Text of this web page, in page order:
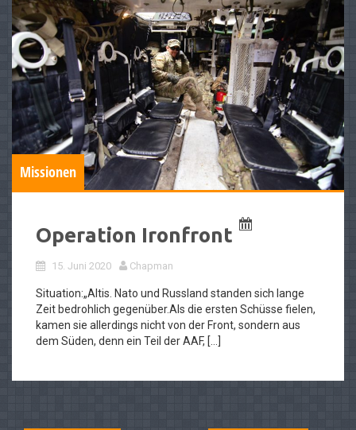
Missionen
Operation Ironfront
15. Juni 2020 Chapman
Situation:„Altis. Nato und Russland standen sich lange
Zeit bedrohlich gegenüber.Als die ersten Schüsse fielen,
kamen sie allerdings nicht von der Front, sondern aus
dem Süden, denn ein Teil der AAF, […]